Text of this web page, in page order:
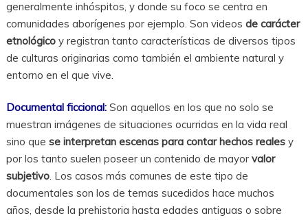
generalmente inhóspitos, y donde su foco se centra en
comunidades aborígenes por ejemplo. Son videos de carácter
etnológicoy registran tanto características de diversos tipos
de culturas originarias como también el ambiente natural y
entorno en el que vive.
Documental ficcional:Son aquellos en los que no solo se
muestran imágenes de situaciones ocurridas en la vida real
sino que se interpretan escenas para contar hechos realesy
por los tanto suelen poseer un contenido de mayor valor
subjetivo. Los casos más comunes de este tipo de
documentales son los de temas sucedidos hace muchos
años, desde la prehistoria hasta edades antiguas o sobre